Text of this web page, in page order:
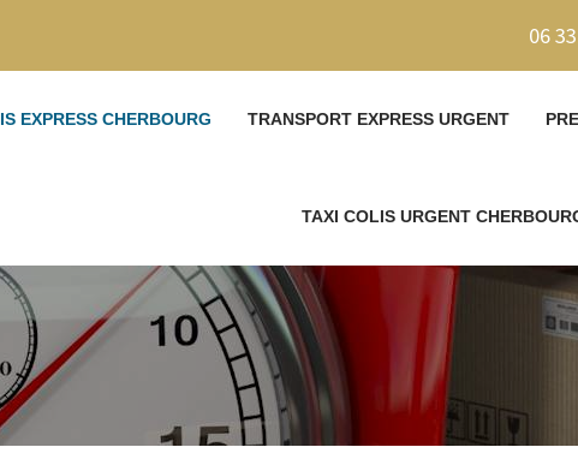
06
EXPRESS CHERBOURG TRANSPORT EXPRESS URGENT
TAXI COLIS URGENT